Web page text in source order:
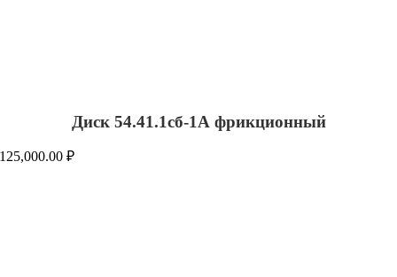
Диск 54.41.1сб-1А фрикционный
125,000.00₽